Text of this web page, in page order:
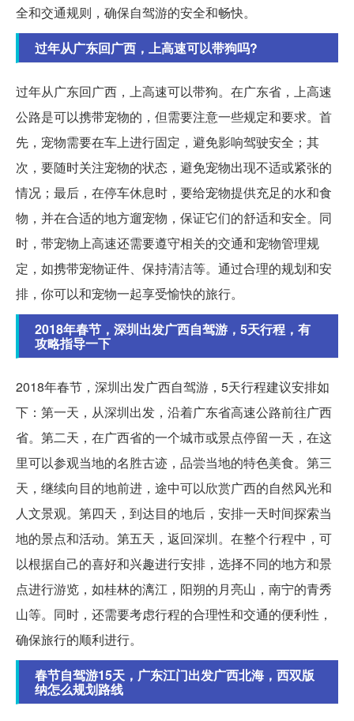
全和交通规则，确保自驾游的安全和畅快。
过年从广东回广西，上高速可以带狗吗?
过年从广东回广西，上高速可以带狗。在广东省，上高速
公路是可以携带宠物的，但需要注意一些规定和要求。首
先，宠物需要在车上进行固定，避免影响驾驶安全；其
次，要随时关注宠物的状态，避免宠物出现不适或紧张的
情况；最后，在停车休息时，要给宠物提供充足的水和食
物，并在合适的地方遛宠物，保证它们的舒适和安全。同
时，带宠物上高速还需要遵守相关的交通和宠物管理规
定，如携带宠物证件、保持清洁等。通过合理的规划和安
排，你可以和宠物一起享受愉快的旅行。
2018年春节，深圳出发广西自驾游，5天行程，有
攻略指导一下
2018年春节，深圳出发广西自驾游，5天行程建议安排如
下：第一天，从深圳出发，沿着广东省高速公路前往广西
省。第二天，在广西省的一个城市或景点停留一天，在这
里可以参观当地的名胜古迹，品尝当地的特色美食。第三
天，继续向目的地前进，途中可以欣赏广西的自然风光和
人文景观。第四天，到达目的地后，安排一天时间探索当
地的景点和活动。第五天，返回深圳。在整个行程中，可
以根据自己的喜好和兴趣进行安排，选择不同的地方和景
点进行游览，如桂林的漓江，阳朔的月亮山，南宁的青秀
山等。同时，还需要考虑行程的合理性和交通的便利性，
确保旅行的顺利进行。
春节自驾游15天，广东江门出发广西北海，西双版
纳怎么规划路线